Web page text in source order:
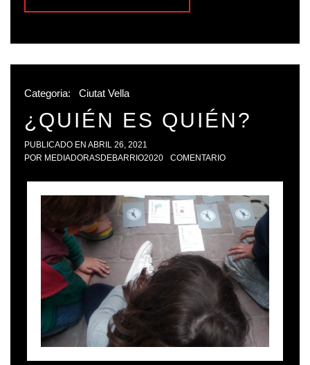
Categoria: Ciutat Vella
¿QUIÉN ES QUIÉN?
PUBLICADO EN ABRIL 26, 2021
POR MEDIADORASDEBARRIO2020 COMENTARIO